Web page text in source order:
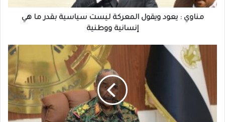
ما
مناوي : يعود ويقول المعركة ليست سياسية بقدر ما هي
إنسانية ووطنية
البرهان
عودة
المحكمة
الدستورية